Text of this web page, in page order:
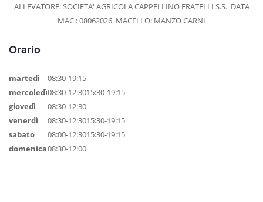
ALLEVATORE: SOCIETA' AGRICOLA CAPPELLINO FRATELLI S.S.DATA
MAC.: 08062026 MACELLO: MANZO CARNI
Orario
martedì
08:30-19:15
mercoledì08:30-12:3015:30-19:15
giovedì
08:30-12:30
venerdì
08:30-12:3015:30-19:15
sabato
08:00-12:3015:30-19:15
domenica08:30-12:00